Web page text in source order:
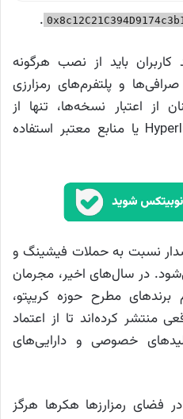
.
کاربران باید از نصب هرگونه
و پلتفرم‌های رمزارزی
از اعتبار نسخه‌ها، تنها از
لینک‌های رسمی سایت Hyperliquid یا منابع معتبر استفاده
نسبت به حملات فیشینگ و
در سال‌های اخیر، مجرمان
برندهای مطرح حوزه کریپتو،
منتشر کرده‌اند تا از اعتماد
خصوصی و دارایی‌های
فضای رمزارزها هکرها هرگز